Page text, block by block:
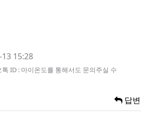
13 15:28
ID : 마이온도를 통해서도 문의주실 수
답변